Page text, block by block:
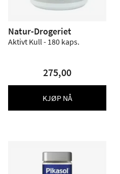
Natur-Drogeriet
Aktivt Kull - 180 kaps.
275,00
KJØP NÅ